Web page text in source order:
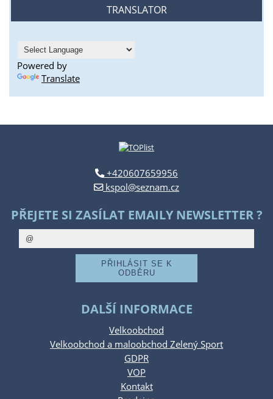
TRANSLATOR
Powered by
Translate
+420607659956
kspol@seznam.cz
PŘEJETE SI ZASÍLAT EMAILY NEWSLETTER ?
DALŠÍ INFORMACE
Velkoobchod
Velkoobchod a maloobchod Zelený Sport
GDPR
VOP
Kontakt